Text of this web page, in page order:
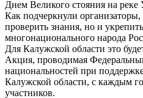
Днем Великого стояния на реке
Как подчеркнули
проверить знания, но и
многонационального народа
Для Калужской области это
Акция, проводимая
национальностей при
Калужской области, с каждым
участников.